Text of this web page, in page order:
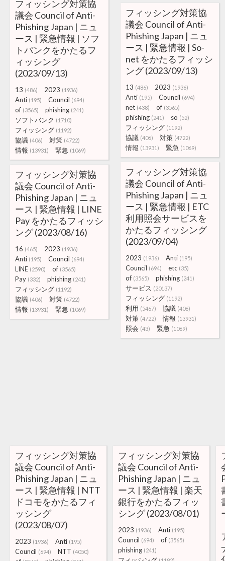
フィッシング対策協
議会 Council of Anti-
Phishing Japan | ニュ
ース | 緊急情報 | ソフ
トバンクをかたるフ
ィッシング
(2023/09/13)
13 (486) 2023 (1936)
Anti (195) Council (694)
of (3565) phishing (241)
ソフトバンク (1710)
フィッシング (1192)
協議 (406) 対策 (4722)
情報 (13931) 緊急 (1069)
フィッシング対策協
議会 Council of Anti-
Phishing Japan | ニュ
ース | 緊急情報 | So-
net をかたるフィッシ
ング (2023/09/13)
13 (486) 2023 (1936)
Anti (195) Council (694)
net (438) of (3565)
phishing (241) so (52)
フィッシング (1192)
協議 (406) 対策 (4722)
情報 (13931) 緊急 (1069)
フィッシング対策協
議会 Council of Anti-
Phishing Japan | ニュ
ース | 緊急情報 | ETC
利用照会サービスを
かたるフィッシング
(2023/09/04)
2023 (1936) Anti (195)
Council (694) etc (35)
of (3565) phishing (241)
サービス (20137)
フィッシング (1192)
利用 (5467) 協議 (406)
対策 (4722) 情報 (13931)
照会 (43) 緊急 (1069)
フィッシング対策協
議会 Council of Anti-
Phishing Japan | ニュ
ース | 緊急情報 | LINE
Pay をかたるフィッシ
ング (2023/08/16)
16 (465) 2023 (1936)
Anti (195) Council (694)
LINE (2590) of (3565)
Pay (332) phishing (241)
フィッシング (1192)
協議 (406) 対策 (4722)
情報 (13931) 緊急 (1069)
フィッシング対策協
議会 Council of Anti-
Phishing Japan | ニュ
ース | 緊急情報 | NTT
ドコモをかたるフィ
ッシング
(2023/08/07)
2023 (1936) Anti (195)
Council (694) NTT (4050)
フィッシング対策協
議会 Council of Anti-
Phishing Japan | ニュ
ース | 緊急情報 | 楽天
銀行をかたるフィッ
シング (2023/08/01)
2023 (1936) Anti (195)
Council (694) of (3565)
phishing (241)